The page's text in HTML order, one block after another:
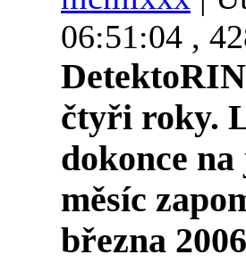
06:51:04 ,
čtyři roky.
dokonce
měsíc
března